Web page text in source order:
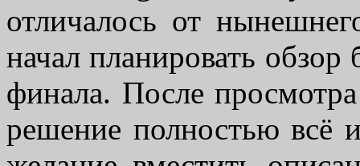
отличалось от
начал планировать
финала. После
решение полностью всё